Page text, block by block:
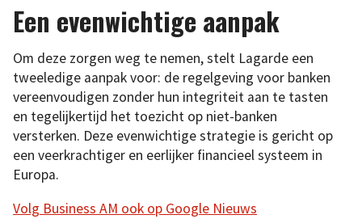
Een evenwichtige aanpak
Om deze zorgen weg te nemen, stelt Lagarde een
tweeledige aanpak voor: de regelgeving voor banken
vereenvoudigen zonder hun integriteit aan te tasten
en tegelijkertijd het toezicht op niet-banken
versterken. Deze evenwichtige strategie is gericht op
een veerkrachtiger en eerlijker financieel systeem in
Europa.
Volg Business AM ook op Google Nieuws